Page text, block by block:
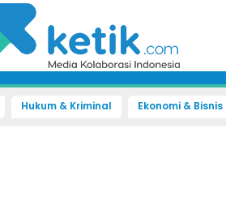
Hukum & Kriminal Ekonomi & Bisnis